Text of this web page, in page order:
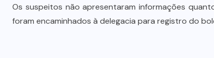
Os suspeitos não apresentaram informações
foram encaminhados à delegacia para registro do
de 197 toneladas de soja em
rodovias do sul do estado